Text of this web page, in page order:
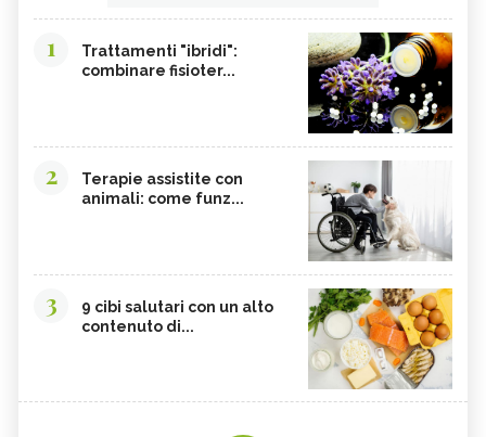
1
Trattamenti "ibridi":
combinare fisioter...
2
Terapie assistite con
animali: come funz...
3
9 cibi salutari con un alto
contenuto di...